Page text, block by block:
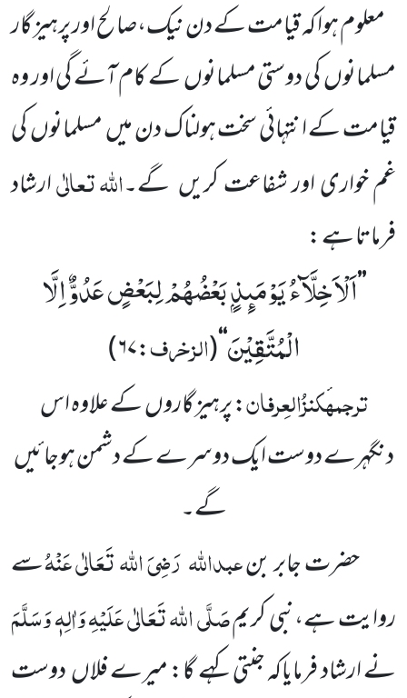
معلوم ہوا کہ قیامت کے دن نیک،صالح اور پرہیز گار
مسلمانوںکی دوستی مسلمانوںکے کام آئے گی اور وہ
قیامت کے انتہائی سخت ہولناک دن میںمسلمانوںکی
غم خواری اور شفاعت کریں گے۔اللہتعالٰیارشاد
فرماتا ہے :
’’اَلْاَخِلَّآءُ یَوْمَىٕذٍۭ بَعْضُهُمْ لِبَعْضٍ عَدُوٌّ اِلَّا
الْمُتَّقِیْنَ‘‘
(الزخرف:۶۷)
ترجمہکنزُالعِرفان: پرہیز گاروںکے علاوہ اس
دنگہرے دوست ایک دوسرے کے دشمن ہوجائیں
گے۔
حضرت جابر بنعبداللہرَضِیَ اللہ تَعَالٰی عَنْہُسے
روایت ہے،نبی کریمصَلَّی اللہ تَعَالٰی عَلَیْہِ وَاٰلِہٖ وَسَلَّمَ
نے ارشادفرمایاکہ جنتی کہے گا: میرے فلاںدوست